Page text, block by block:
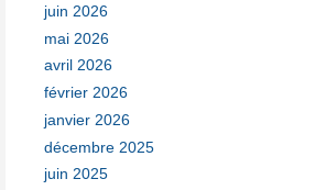
juin 2026
mai 2026
avril 2026
février 2026
janvier 2026
décembre 2025
juin 2025